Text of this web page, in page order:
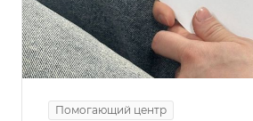
Помогающий центр